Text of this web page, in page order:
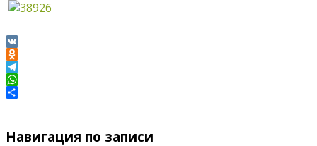
VK
Odnoklassniki
Telegram
WhatsApp
Навигация по записи